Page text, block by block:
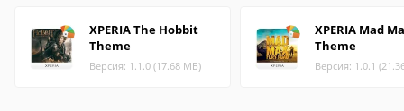
XPERIA The Hobbit
Theme
Версия: 1.1.0 (17.68 МБ)
XPERIA Mad
Theme
Версия: 1.0.1